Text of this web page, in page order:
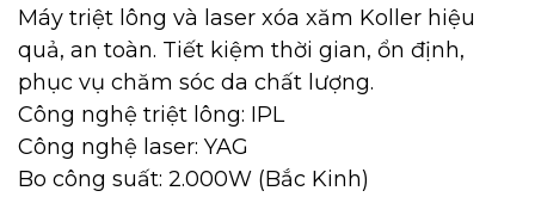
Máy triệt lông và laser xóa xăm Koller hiệu
quả, an toàn. Tiết kiệm thời gian, ổn định,
phục vụ chăm sóc da chất lượng.
Công nghệ triệt lông: IPL
Công nghệ laser: YAG
Bo công suất: 2.000W (Bắc Kinh)